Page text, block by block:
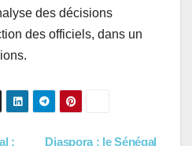
des décisions
des officiels, dans un
Diaspora : le Sénégal
: